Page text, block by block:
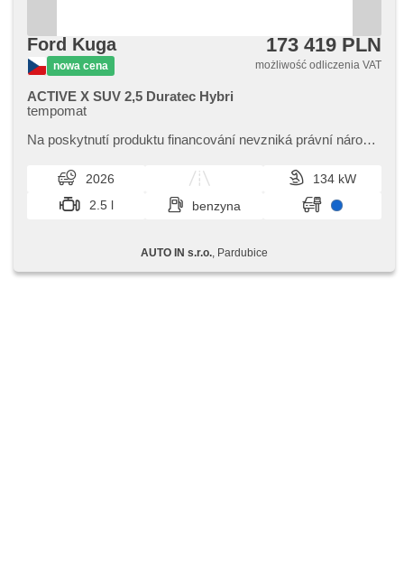
Ford Kuga
nowa cena
173 419 PLN
możliwość odliczenia VAT
ACTIVE X SUV 2,5 Duratec Hybri
tempomat
Na poskytnutí produktu financování nevzniká právní nárok,​
individuálních potře...
2026
134 kW
2.5 l
benzyna
AUTO IN s.r.o. , Pardubice